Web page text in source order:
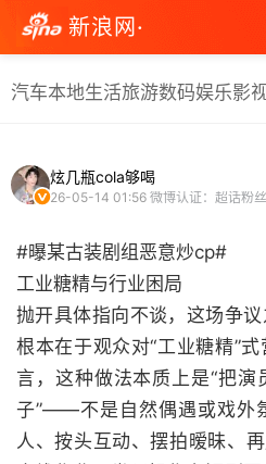
新浪网·
汽车本地生活旅游数码娱乐影
炫几瓶cola够喝
26-05-14 01:56 微博认证：超话粉
#曝某古装剧组恶意炒cp#
工业糖精与行业困局
抛开具体指向不谈，这场争议
根本在于观众对“工业糖精”
言，这种做法本质上是“把
子”——不是自然偶遇或戏外
人、按头互动、摆拍暧昧、